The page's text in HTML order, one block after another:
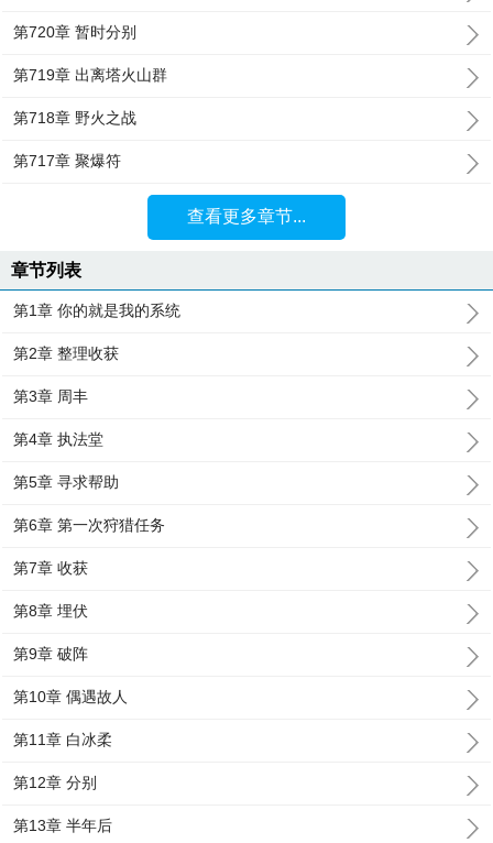
第720章 暂时分别
第719章 出离塔火山群
第718章 野火之战
第717章 聚爆符
查看更多章节...
章节列表
第1章 你的就是我的系统
第2章 整理收获
第3章 周丰
第4章 执法堂
第5章 寻求帮助
第6章 第一次狩猎任务
第7章 收获
第8章 埋伏
第9章 破阵
第10章 偶遇故人
第11章 白冰柔
第12章 分别
第13章 半年后